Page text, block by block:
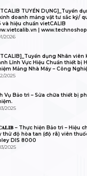
TUYỂN DỤNG]_Tuyển
doanh mảng vật tư sắc ký/
và hiệu chuẩn vietCALIB
|
2026
dụng Nhân viên
Lĩnh Vực Hiệu Chuẩn thiết bị
Mảng Nhà Máy – Công
2025
Vụ Bảo trì – Sửa chữa thiết bị
2025
– Thực hiện Bảo trì – Hiệu
thử độ hòa tan (độ rã) viên
DIS 8000
2025